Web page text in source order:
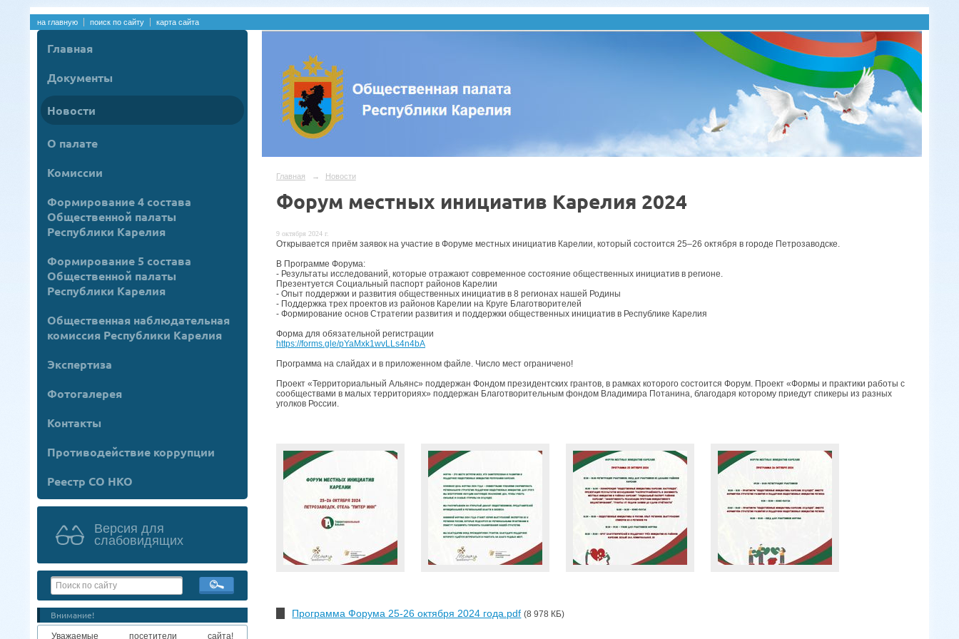
на главную поиск по сайту карта сайта
Главная
Документы
Новости
О палате
Комиссии
Формирование 4 состава
Общественной палаты
Республики Карелия
Формирование 5 состава
Общественной палаты
Республики Карелия
Общественная наблюдательная
комиссия Республики Карелия
Экспертиза
Фотогалерея
Контакты
Противодействие коррупции
Реестр СО НКО
Версия для
слабовидящих
Внимание!
Уважаемые посетители сайта!
Главная → Новости
Форум местных инициатив Карелия 2024
9 октября 2024 г.
Открывается приём заявок на участие в Форуме местных инициатив Карелии, который состоится 25–26 октября в городе Петрозаводске.
В Программе Форума:
- Результаты исследований, которые отражают современное состояние общественных инициатив в регионе.
Презентуется Социальный паспорт районов Карелии
- Опыт поддержки и развития общественных инициатив в 8 регионах нашей Родины
- Поддержка трех проектов из районов Карелии на Круге Благотворителей
- Формирование основ Стратегии развития и поддержки общественных инициатив в Республике Карелия
Форма для обязательной регистрации
https://forms.gle/pYaMxk1wvLLs4n4bA
Программа на слайдах и в приложенном файле. Число мест ограничено!
Проект «Территориальный Альянс» поддержан Фондом президентских грантов, в рамках которого состоится Форум. Проект «Формы и практики работы с
сообществами в малых территориях» поддержан Благотворительным фондом Владимира Потанина, благодаря которому приедут спикеры из разных
уголков России.
Программа Форума 25-26 октября 2024 года.pdf (8 978 КБ)